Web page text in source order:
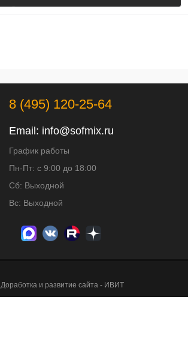
8 (495) 120-25-64
Email: info@sofmix.ru
График работы
Пн-Пт: с 9:00 до 18:00
Сб: Выходной
Вс: Выходной
Доработка и развитие сайта - ИВИТ